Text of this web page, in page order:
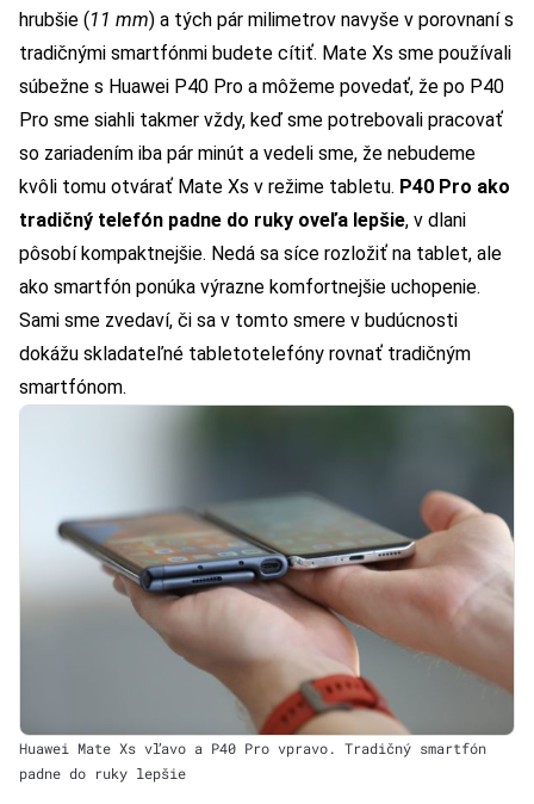
hrubšie (11 mm) a tých pár milimetrov navyše v porovnaní s
tradičnými smartfónmi budete cítiť. Mate Xs sme používali
súbežne s Huawei P40 Pro a môžeme povedať, že po P40
Pro sme siahli takmer vždy, keď sme potrebovali pracovať
so zariadením iba pár minút a vedeli sme, že nebudeme
kvôli tomu otvárať Mate Xs v režime tabletu. P40 Pro ako
tradičný telefón padne do ruky oveľa lepšie, v dlani
pôsobí kompaktnejšie. Nedá sa síce rozložiť na tablet, ale
ako smartfón ponúka výrazne komfortnejšie uchopenie.
Sami sme zvedaví, či sa v tomto smere v budúcnosti
dokážu skladateľné tabletotelefóny rovnať tradičným
smartfónom.
Huawei Mate Xs vľavo a P40 Pro vpravo. Tradičný smartfón
padne do ruky lepšie